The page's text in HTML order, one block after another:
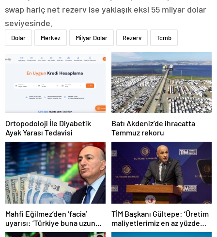
swap hariç net rezerv ise yaklaşık eksi 55 milyar dolar
seviyesinde.
Dolar Merkez Milyar Dolar Rezerv Tcmb
Ortopodoloji İle Diyabetik
Ayak Yarası Tedavisi
Batı Akdeniz’de ihracatta
Temmuz rekoru
Mahfi Eğilmez’den ‘facia’
uyarısı: ‘Türkiye buna uzun
süre katlanamaz…’
TİM Başkanı Gültepe: ‘Üretim
maliyetlerimiz en az yüzde
100 arttı’